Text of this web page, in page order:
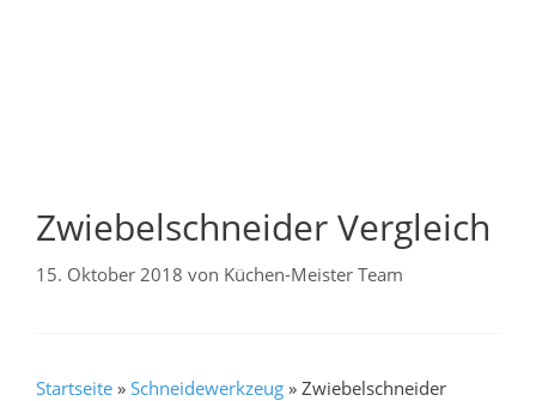
Zwiebelschneider Vergleich
15. Oktober 2018 von Küchen-Meister Team
Startseite » Schneidewerkzeug » Zwiebelschneider